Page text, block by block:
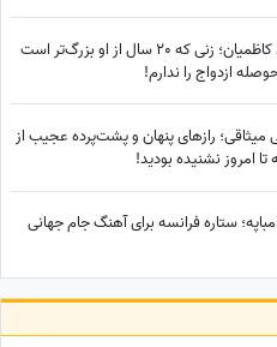
عشق ابدی رومانیایی جواد کاظمیان؛ زنی که 20 سال از او بزرگ‌تر است
طلایی میثاقی؛ رازهای پنهان و پشت‌پرده عجیب از
امروز نشنیده بودید!
ستاره فرانسه برای آهنگ جام جهانی